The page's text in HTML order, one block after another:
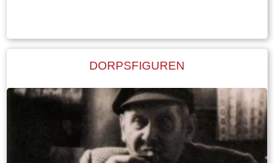
DORPSFIGUREN